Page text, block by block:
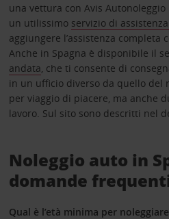
una vettura con Avis
un utilissimo servizio di
aggiungere l’assistenza completa
Anche in Spagna è disponibile il
andata , che ti consente di
in un ufficio diverso da quello del
per viaggio di piacere, ma anche
lavoro. Sul sito sono descritti nel
Noleggio auto in
domande
Qual è l’età minima per